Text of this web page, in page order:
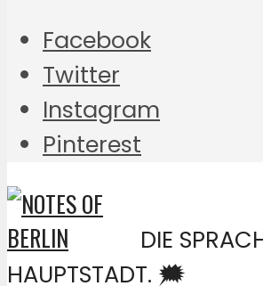
Facebook
Twitter
Instagram
Pinterest
DIE
HAUPTSTADT. 🗯️